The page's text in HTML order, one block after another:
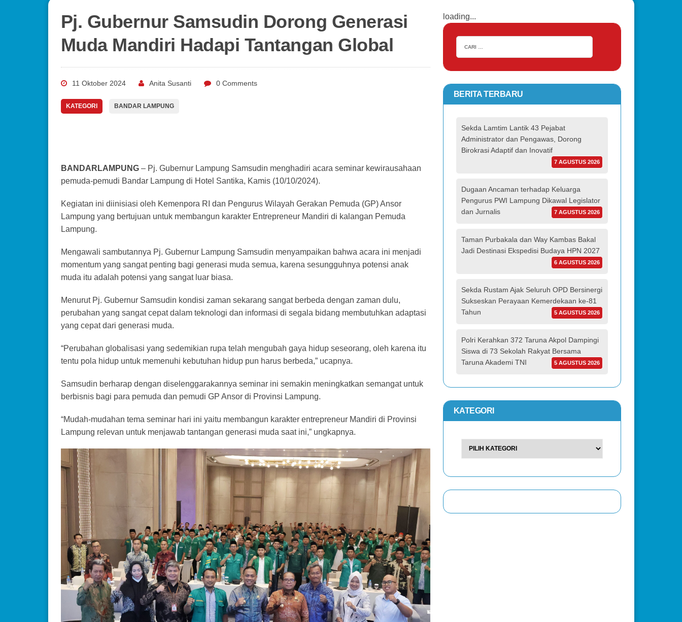
Pj. Gubernur Samsudin Dorong Generasi
Muda Mandiri Hadapi Tantangan Global
11 Oktober 2024 Anita Susanti 0 Comments
KATEGORI BANDAR LAMPUNG
BANDARLAMPUNG – Pj. Gubernur Lampung Samsudin menghadiri acara seminar kewirausahaan
pemuda-pemudi Bandar Lampung di Hotel Santika, Kamis (10/10/2024).
Kegiatan ini diinisiasi oleh Kemenpora RI dan Pengurus Wilayah Gerakan Pemuda (GP) Ansor
Lampung yang bertujuan untuk membangun karakter Entrepreneur Mandiri di kalangan Pemuda
Lampung.
Mengawali sambutannya Pj. Gubernur Lampung Samsudin menyampaikan bahwa acara ini menjadi
momentum yang sangat penting bagi generasi muda semua, karena sesungguhnya potensi anak
muda itu adalah potensi yang sangat luar biasa.
Menurut Pj. Gubernur Samsudin kondisi zaman sekarang sangat berbeda dengan zaman dulu,
perubahan yang sangat cepat dalam teknologi dan informasi di segala bidang membutuhkan adaptasi
yang cepat dari generasi muda.
“Perubahan globalisasi yang sedemikian rupa telah mengubah gaya hidup seseorang, oleh karena itu
tentu pola hidup untuk memenuhi kebutuhan hidup pun harus berbeda,” ucapnya.
Samsudin berharap dengan diselenggarakannya seminar ini semakin meningkatkan semangat untuk
berbisnis bagi para pemuda dan pemudi GP Ansor di Provinsi Lampung.
“Mudah-mudahan tema seminar hari ini yaitu membangun karakter entrepreneur Mandiri di Provinsi
Lampung relevan untuk menjawab tantangan generasi muda saat ini,” ungkapnya.
loading...
BERITA TERBARU
Sekda Lamtim Lantik 43 Pejabat
Administrator dan Pengawas, Dorong
Birokrasi Adaptif dan Inovatif
7 AGUSTUS 2026
Dugaan Ancaman terhadap Keluarga
Pengurus PWI Lampung Dikawal Legislator
dan Jurnalis
7 AGUSTUS 2026
Taman Purbakala dan Way Kambas Bakal
Jadi Destinasi Ekspedisi Budaya HPN 2027
6 AGUSTUS 2026
Sekda Rustam Ajak Seluruh OPD Bersinergi
Sukseskan Perayaan Kemerdekaan ke-81
Tahun
5 AGUSTUS 2026
Polri Kerahkan 372 Taruna Akpol Dampingi
Siswa di 73 Sekolah Rakyat Bersama
Taruna Akademi TNI
5 AGUSTUS 2026
KATEGORI